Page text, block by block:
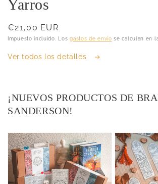
Yarros
Precio
habitual
€21,00 EUR
Impuesto incluido. Losgastos de envío se calculan en
Ver todos los detalles
¡NUEVOS PRODUCTOS DE
SANDERSON!